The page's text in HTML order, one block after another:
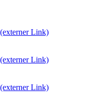
Link)
Link)
Link)